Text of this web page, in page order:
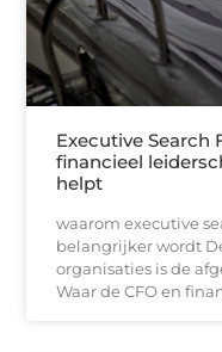
Executive Search
financieel
helpt
waarom executive
belangrijker wordt
organisaties is de
Waar de CFO en